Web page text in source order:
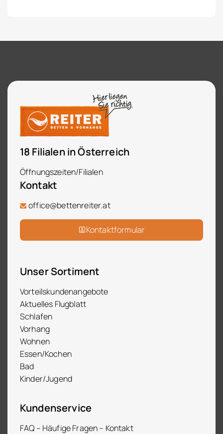
18 Filialen in Österreich
Öffnungszeiten/Filialen
Kontakt
office@bettenreiter.at
Kontaktformular
Unser Sortiment
Vorteilskundenangebote
Aktuelles Flugblatt
Schlafen
Vorhang
Wohnen
Essen/Kochen
Bad
Kinder/Jugend
Kundenservice
FAQ – Häufige Fragen – Kontakt